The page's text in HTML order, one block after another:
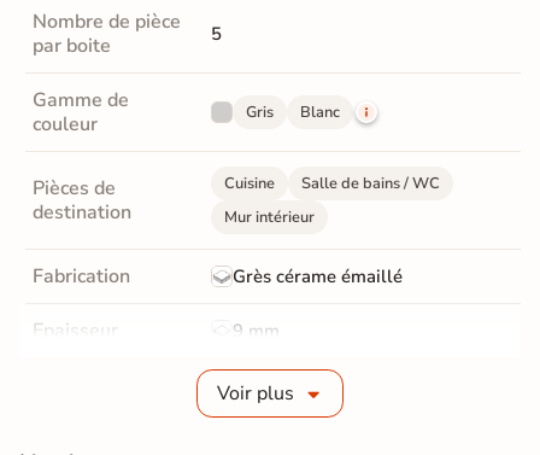
Nombre de pièce
par boite
5
Gamme de
couleur
Gris Blanc
Pièces de
destination
Cuisine
Salle de bains / WC
Mur intérieur
Fabrication Grès cérame émaillé
Epaisseur 9 mm
Non-rectifié
Voir plus